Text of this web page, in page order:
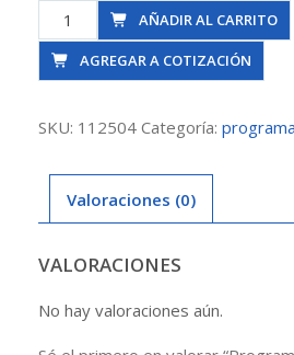
Programador
Ecologic
4Est.
cantidad
AÑADIR AL CARRITO
AGREGAR A COTIZACIÓN
SKU: 112504 Categoría:
Valoraciones (0)
VALORACIONES
No hay valoraciones aún.